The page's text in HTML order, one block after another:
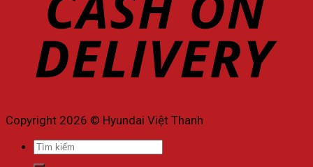
Copyright 2026 © Hyundai Việt Thanh
Tìm
kiếm: